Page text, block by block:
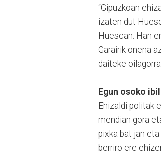
“Gipuzkoan
izaten dut
Huescan. Han
Garairik onena
daiteke
Egun osoko
Ehizaldi politak
mendian gora
pixka bat jan
berriro ere